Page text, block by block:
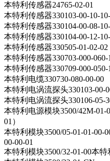
本特利传感器24765-02-01
本特利传感器330103-00-10-
本特利传感器330104-00-08-
本特利传感器330104-00-12-
本特利传感器330505-01-02-02
本特利传感器330703-000-060-
本特利传感器330709-000-050-
本特利电缆330730-080-00-00
本特利电涡流探头330103-00-
本特利电涡流探头330106-05-
本特利电源模块3500/42M-01-
01）
本特利模块3500/05-01-01-00-
00-00-01
本特利模块3500/32-01-00本特